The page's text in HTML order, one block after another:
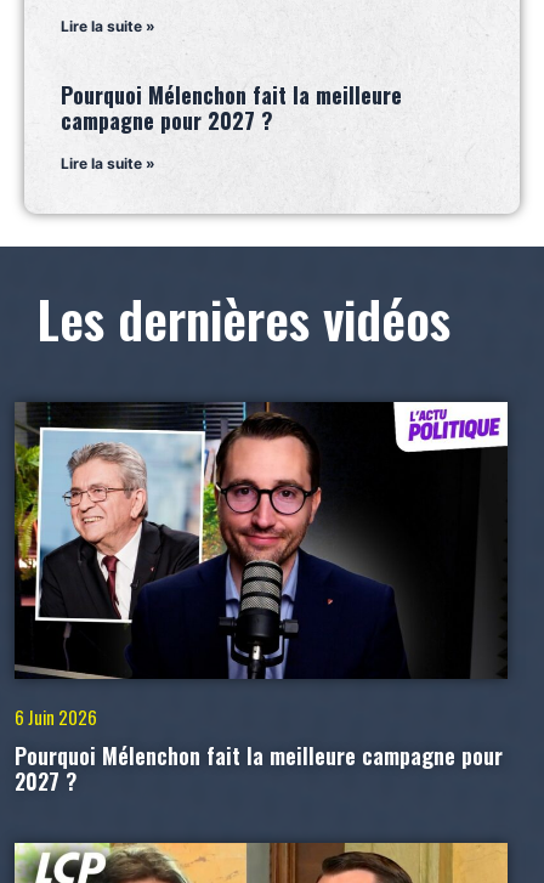
Lire la suite »
Pourquoi Mélenchon fait la meilleure
campagne pour 2027 ?
Lire la suite »
Les dernières vidéos
6 Juin 2026
Pourquoi Mélenchon fait la meilleure campagne pour
2027 ?